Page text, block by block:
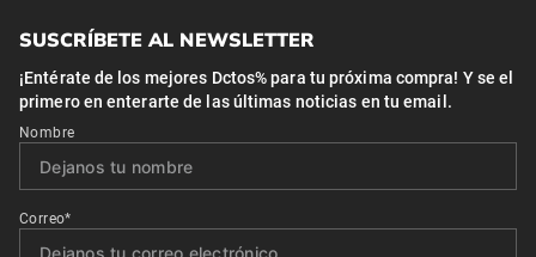
SUSCRÍBETE AL NEWSLETTER
¡Entérate de los mejores Dctos% para tu próxima compra! Y se el
primero en enterarte de las últimas noticias en tu email.
Nombre
Correo*